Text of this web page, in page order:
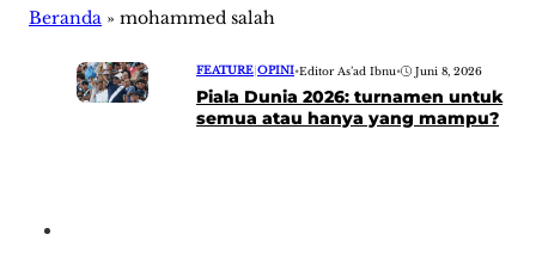
Beranda » mohammed salah
FEATURE OPINI•Editor As’ad Ibnu• Juni 8, 2026
Piala Dunia 2026: turnamen untuk
semua atau hanya yang mampu?